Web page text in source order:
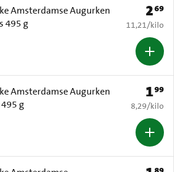
Amsterdamse Augurken
495 g
Prijs:
269
€ 11,21 per
11,21/kilo
Amsterdamse Augurken
g
Prijs:
199
€ 8,29 per
8,29/kilo